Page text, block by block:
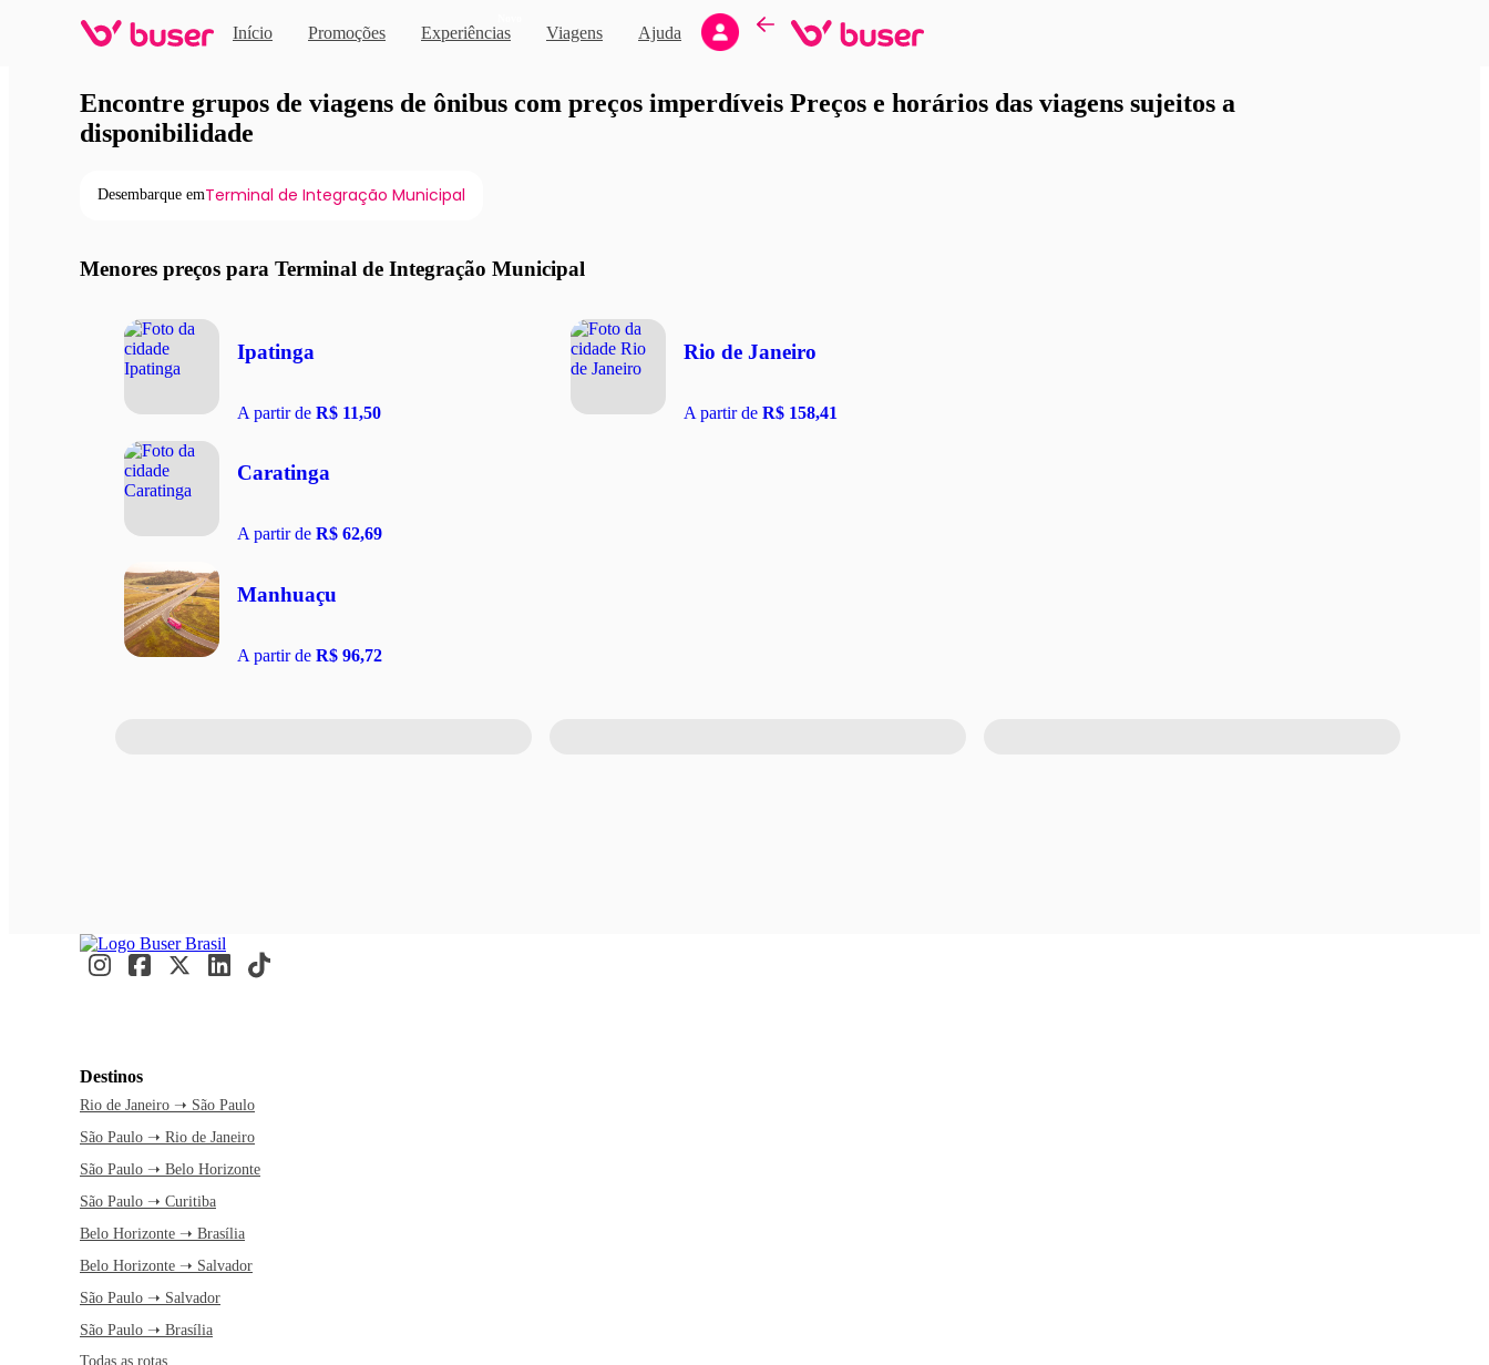
Início Promoções Experiências Viagens Ajuda
Viagens de ônibus em promoção
Encontre grupos de viagens de ônibus com preços imperdíveis Preços e horários das viagens sujeitos a
disponibilidade
Desembarque emTerminal de Integração Municipal
Menores preços para Terminal de Integração Municipal
Ipatinga
A partir de R$ 11,50
Caratinga
A partir de R$ 62,69
Manhuaçu
A partir de R$ 96,72
Rio de Janeiro
A partir de R$ 158,41
Destinos
Rio de Janeiro ➝ São Paulo
São Paulo ➝ Rio de Janeiro
São Paulo ➝ Belo Horizonte
São Paulo ➝ Curitiba
Belo Horizonte ➝ Brasília
Belo Horizonte ➝ Salvador
São Paulo ➝ Salvador
São Paulo ➝ Brasília
Todas as rotas